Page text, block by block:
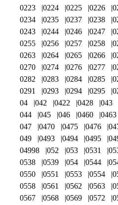
0223
0224 0225 0226
0234
0235 0237 0238
0243
0244 0246 0247
0255
0256 0257 0258
0263
0264 0265 0266
0270
0274 0276 0277
0282
0283 0284 0285
0291
0293 0294 0295
04
042 0422 0428 043
044
045 046 0460 0463
047
0470 0475 0476
049
0493 0494 0495
04998
052 053 0531
0538
0539 054 0544
0550
0551 0553 0554
0558
0561 0562 0563
0567
0568 0569 0572